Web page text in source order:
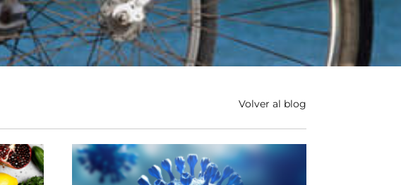
Volver al blog